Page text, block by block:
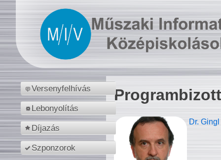
Versenyfelhívás
Lebonyolítás
Díjazás
Szponzorok
Dr.